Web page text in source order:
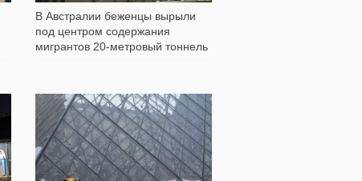
В Австралии беженцы вырыли
под центром содержания
мигрантов 20-метровый тоннель
261